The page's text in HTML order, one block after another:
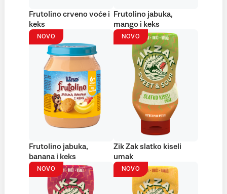
Frutolino crveno voće i
keks
Frutolino jabuka,
mango i keks
NOVO
Frutolino jabuka,
banana i keks
NOVO
Zik Zak slatko kiseli
umak
NOVO NOVO